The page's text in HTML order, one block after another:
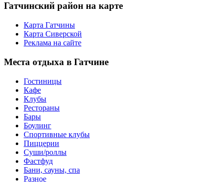
Гатчинский район на карте
Карта Гатчины
Карта Сиверской
Реклама на сайте
Места отдыха в Гатчине
Гостиницы
Кафе
Клубы
Рестораны
Бары
Боулинг
Спортивные клубы
Пиццерии
Суши/роллы
Фастфуд
Бани, сауны, спа
Разное